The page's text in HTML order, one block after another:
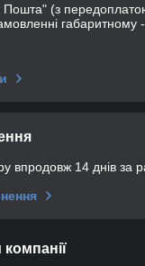
(з
габаритному
впродовж 14 днів за
компанії